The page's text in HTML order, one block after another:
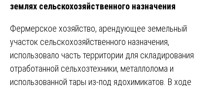
землях сельскохозяйственного назначения
Фермерское хозяйство, арендующее земельный
участок сельскохозяйственного назначения,
использовало часть территории для складирования
отработанной сельхозтехники, металлолома и
использованной тары из-под ядохимикатов. В ходе